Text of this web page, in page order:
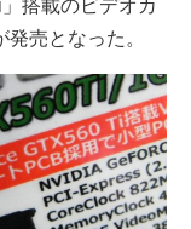
搭載のビデオカ
売となった。